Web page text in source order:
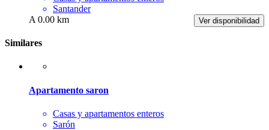
Santander
Ver disponibilidad
A 0.00 km
Similares
Apartamento saron
Casas y apartamentos enteros
Sarón